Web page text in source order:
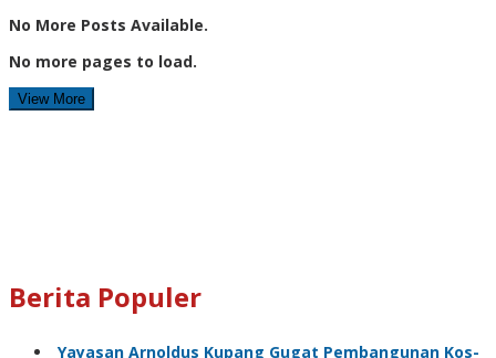
No More Posts Available.
No more pages to load.
View More
Berita Populer
Yayasan Arnoldus Kupang Gugat Pembangunan Kos-